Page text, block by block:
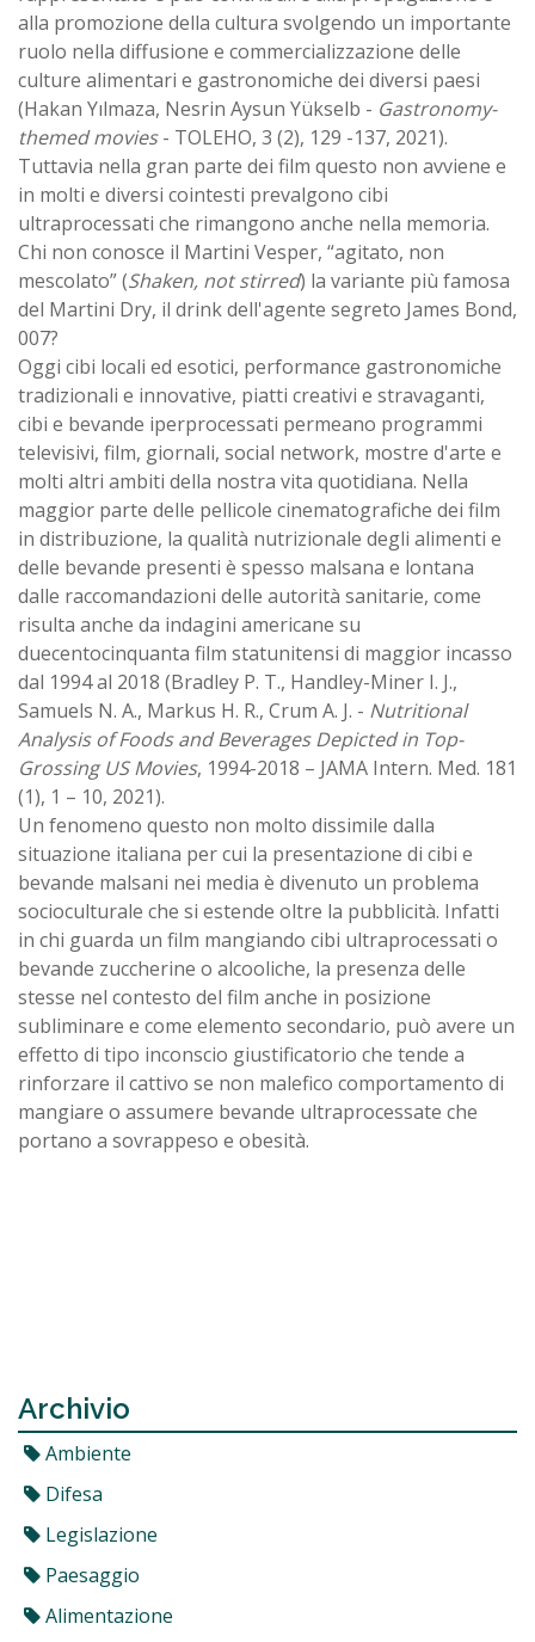
alla promozione della cultura svolgendo un importante
ruolo nella diffusione e commercializzazione delle
culture alimentari e gastronomiche dei diversi paesi
(Hakan Yılmaza, Nesrin Aysun Yükselb - Gastronomy-
themed movies- TOLEHO, 3 (2), 129 -137, 2021).
Tuttavia nella gran parte dei film questo non avviene e
in molti e diversi cointesti prevalgono cibi
ultraprocessati che rimangono anche nella memoria.
Chi non conosce il Martini Vesper, “agitato, non
mescolato” (Shaken, not stirred) la variante più famosa
del Martini Dry, il drink dell'agente segreto James Bond,
007?
Oggi cibi locali ed esotici, performance gastronomiche
tradizionali e innovative, piatti creativi e stravaganti,
cibi e bevande iperprocessati permeano programmi
televisivi, film, giornali, social network, mostre d'arte e
molti altri ambiti della nostra vita quotidiana. Nella
maggior parte delle pellicole cinematografiche dei film
in distribuzione, la qualità nutrizionale degli alimenti e
delle bevande presenti è spesso malsana e lontana
dalle raccomandazioni delle autorità sanitarie, come
risulta anche da indagini americane su
duecentocinquanta film statunitensi di maggior incasso
dal 1994 al 2018 (Bradley P. T., Handley-Miner I. J.,
Samuels N. A., Markus H. R., Crum A. J. - Nutritional
Analysis of Foods and Beverages Depicted in Top-
Grossing US Movies, 1994-2018 – JAMA Intern. Med. 181
(1), 1 – 10, 2021).
Un fenomeno questo non molto dissimile dalla
situazione italiana per cui la presentazione di cibi e
bevande malsani nei media è divenuto un problema
socioculturale che si estende oltre la pubblicità. Infatti
in chi guarda un film mangiando cibi ultraprocessati o
bevande zuccherine o alcooliche, la presenza delle
stesse nel contesto del film anche in posizione
subliminare e come elemento secondario, può avere un
effetto di tipo inconscio giustificatorio che tende a
rinforzare il cattivo se non malefico comportamento di
mangiare o assumere bevande ultraprocessate che
portano a sovrappeso e obesità.
Archivio
Ambiente
Difesa
Legislazione
Paesaggio
Alimentazione